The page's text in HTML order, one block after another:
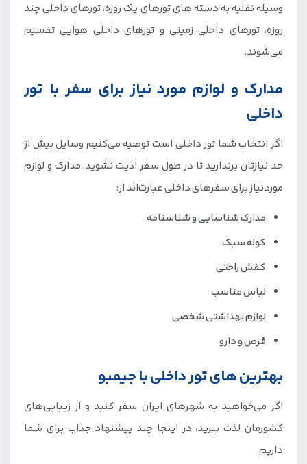
وسیله نقلیه به دسته های تورهای یک روزه، تورهای داخلی چند
روزه، تورهای داخلی زمینی و تورهای داخلی هوایی تقسیم
می‌شوند.
مدارک و لوازم مور‌د نیاز برای سفر با تور
داخلی
اگر انتخاب شما تور داخلی است توصیه می‌کنیم وسایل بیش از
حد نیازتان برندارید تا در طول سفر اذیت نشوید. مدارک و لوازم
مورد‌نیاز برای سفرهای داخلی عبارت‌اند از:
مدارک شناسایی و شناسنامه
کوله سبک
کفش راحتی
لباس مناسب
لوازم بهداشتی شخصی
قرص و دارو
بهترین های تور داخلی با جیمبو
اگر می‌خواهید به شهرهای ایران سفر کنید و از زیبایی‌های
کشورمان لذت ببرید، در اینجا چند پیشنهاد جذاب برای شما
داریم: